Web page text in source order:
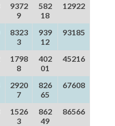
9372
9
582
18
12922
8323
3
939
12
93185
1798
8
402
01
45216
2920
7
826
65
67608
1526
3
862
49
86566